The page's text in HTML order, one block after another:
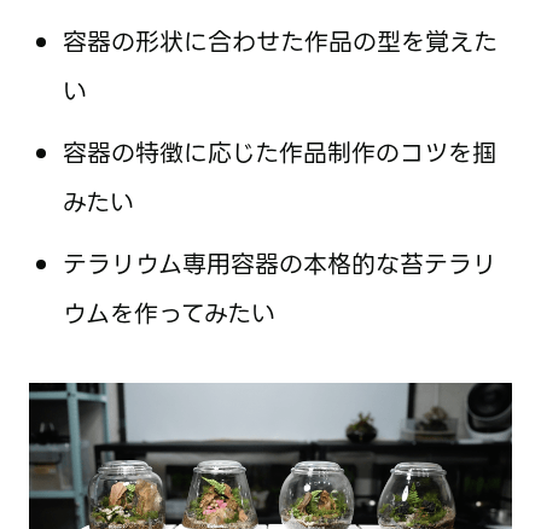
容器の形状に合わせた作品の型を覚えた
い
容器の特徴に応じた作品制作のコツを掴
みたい
テラリウム専用容器の本格的な苔テラリ
ウムを作ってみたい